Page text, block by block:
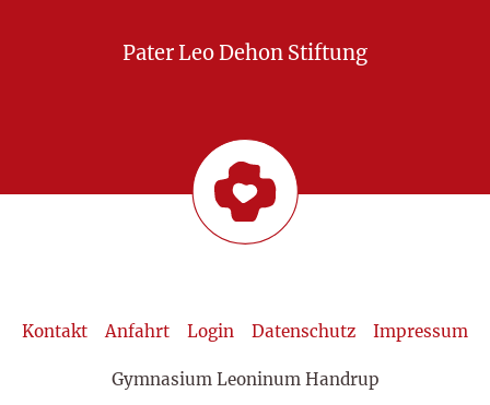
Pater Leo Dehon Stiftung
Kontakt Anfahrt Login Datenschutz Impressum
Gymnasium Leoninum Handrup